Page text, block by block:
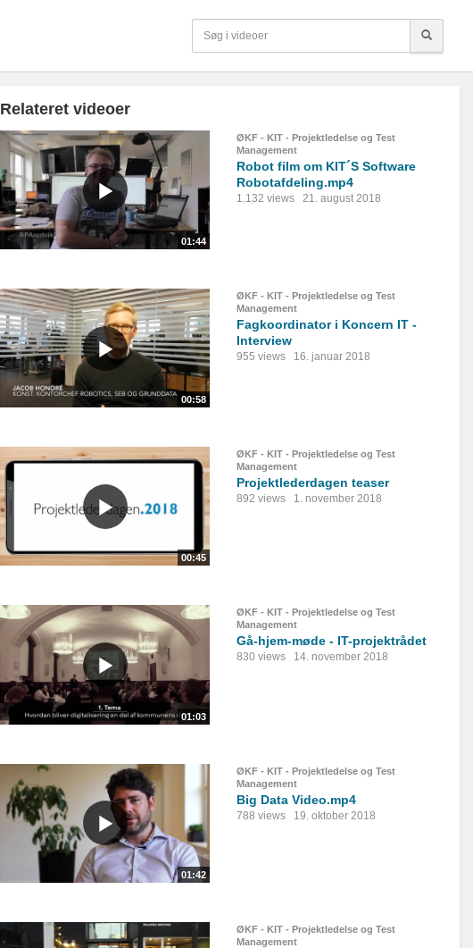
Relateret videoer
01:44
ØKF - KIT - Projektledelse og Test
Management
Robot film om KIT´S Software
Robotafdeling.mp4
1.132 views 21. august 2018
00:58
ØKF - KIT - Projektledelse og Test
Management
Fagkoordinator i Koncern IT -
Interview
955 views 16. januar 2018
00:45
ØKF - KIT - Projektledelse og Test
Management
Projektlederdagen teaser
892 views 1. november 2018
01:03
ØKF - KIT - Projektledelse og Test
Management
Gå-hjem-møde - IT-projektrådet
830 views 14. november 2018
01:42
ØKF - KIT - Projektledelse og Test
Management
Big Data Video.mp4
788 views 19. oktober 2018
ØKF - KIT - Projektledelse og Test
Management